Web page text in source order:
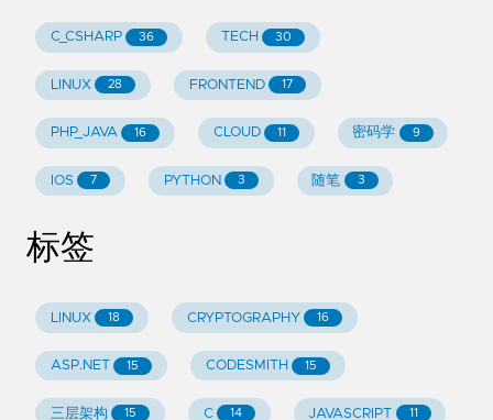
C_CSHARP 36 TECH 30
LINUX 28 FRONTEND 17
PHP_JAVA 16 CLOUD 11 密码学 9
IOS 7 PYTHON 3 随笔 3
标签
LINUX 18 CRYPTOGRAPHY 16
ASP.NET 15 CODESMITH 15
三层架构 15 C 14 JAVASCRIPT 11